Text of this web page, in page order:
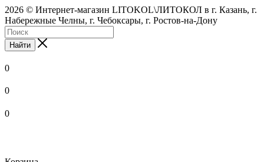
2026 © Интернет-магазин LITOKOL\ЛИТОКОЛ в г. Казань, г.
Набережные Челны, г. Чебоксары, г. Ростов-на-Дону
Найти
0
0
0